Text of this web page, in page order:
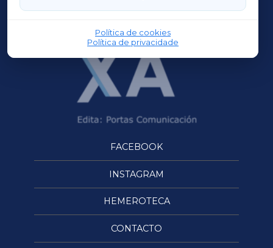
Política de cookies
Política de privacidade
OURENSEXA
FACEBOOK
INSTAGRAM
HEMEROTECA
CONTACTO